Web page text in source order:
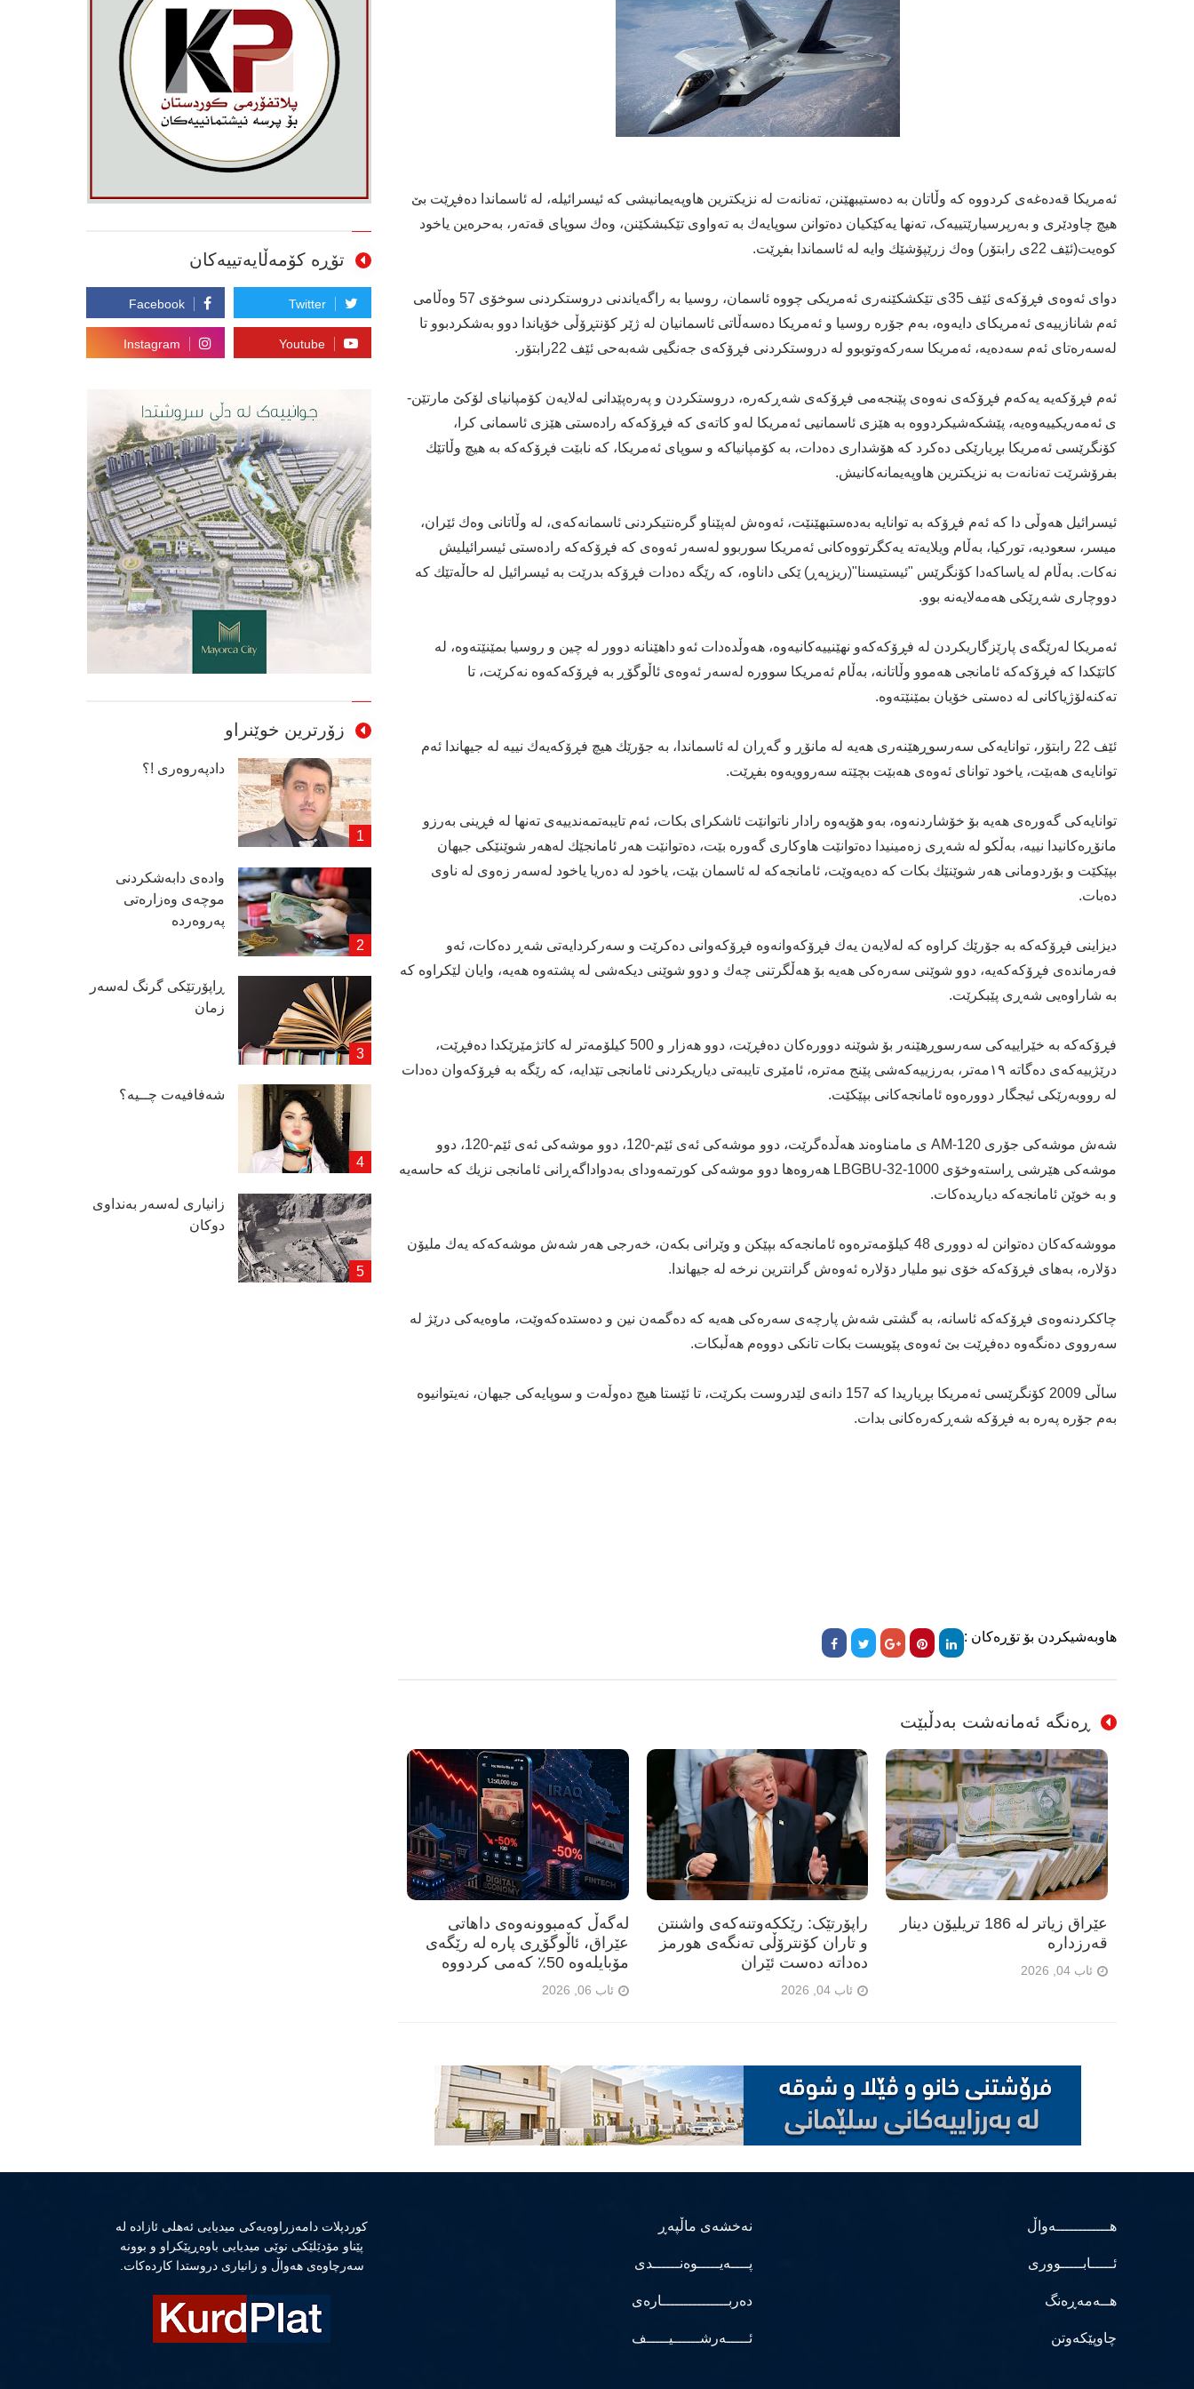
ئه‌مریكا قه‌ده‌غه‌ى كردووه‌ که‌ وڵاتان به‌ ده‌ستیبهێنن، ته‌نانه‌ت له‌ نزیكترین هاوپه‌یمانیشى كه‌ ئیسرائیله‌، له‌ ئاسماندا ده‌فڕێت بێ
هیچ چاودێرى و به‌رپرسیارێتییەک‌، ته‌نها یه‌كێكیان ده‌توانن سوپایه‌ك به‌ ته‌واوى تێكبشكێنن، وه‌ك سوپاى قه‌ته‌ر، به‌حره‌ین یاخود
كوه‌یت(ئێف 22ى رابتۆر) وه‌ك زرێپۆشێك وایە له‌ ئاسماندا بفڕێت.
دواى ئه‌وه‌ى فڕۆكه‌ى ئێف 35ى تێكشكێنه‌رى ئه‌مریكى چووه‌ ئاسمان، روسیا به‌ راگه‌یاندنى دروستكردنى سوخۆى 57 وه‌ڵامى
ئه‌م شانازییه‌ى ئه‌مریكاى دایه‌وه‌، به‌م جۆره‌ روسیا و ئه‌مریكا ده‌سه‌ڵاتى ئاسمانیان له‌ ژێر كۆنتڕۆڵى خۆیاندا دوو به‌شكردبوو تا
له‌سه‌رەتاى ئه‌م سه‌ده‌یه‌، ئه‌مریكا سه‌ركه‌وتوبوو له‌ دروستكردنى فڕۆكه‌ى جه‌نگیى شه‌به‌حى ئێف 22رابتۆر.
ئه‌م فڕۆكه‌یه‌ یه‌كه‌م فڕۆكه‌ى نه‌وه‌ى پێنجه‌مى فڕۆكه‌ى شه‌ڕكه‌ره‌، دروستكردن و په‌ره‌پێدانى له‌لایه‌ن كۆمپانیاى لۆكێ مارتێن-
ى ئه‌مه‌ریكییەوەیە، پێشكه‌شیكردووه‌ به‌ هێزى ئاسمانیى ئه‌مریكا له‌و كاته‌ی‌ كه‌ فڕۆكه‌كه‌ راده‌ستى هێزى ئاسمانى كرا،
كۆنگرێسى ئه‌مریكا بڕیارێكى ده‌كرد كه‌ هۆشدارى ده‌دات، به‌ كۆمپانیاكه‌ و سوپاى ئه‌مریكا، كه‌ نابێت فڕۆكه‌كه‌ به‌ هیچ وڵاتێك
بفرۆشرێت ته‌نانه‌ت به‌ نزیكترین هاوپه‌یمانه‌كانیش.
ئیسرائیل هه‌وڵى دا كه‌ ئه‌م فڕۆكه‌ به‌ توانایه‌ به‌ده‌ستبهێنێت، ئه‌وه‌ش له‌پێناو گره‌نتیكردنى ئاسمانه‌كه‌ى، له‌ وڵاتانى وه‌ك ئێران،
میسر، سعودیه‌، توركیا، به‌ڵام ویلایه‌ته‌ یه‌كگرتووه‌كانى ئه‌مریكا سوربوو له‌سه‌ر ئه‌وه‌ى كه‌ فڕۆكه‌كه‌ راده‌ستى ئیسرائیلیش
نه‌كات. به‌ڵام له‌ یاساكه‌دا كۆنگرێس "ئیستیسنا"(ریزپه‌ڕ) ێکى داناوه‌، كه‌ رێگه‌ ده‌دات فڕۆكه‌ بدرێت به‌ ئیسرائیل له‌ حاڵه‌تێك كه‌
دووچارى شه‌ڕێكى هه‌مه‌لایه‌نه‌ بوو.
ئه‌مریكا له‌رێگه‌ى پارێزگاریكردن له‌ فڕۆكه‌كه‌و نهێنییه‌كانیه‌وه‌‌، هه‌وڵده‌دات ئه‌و داهێنانه‌ دوور له‌ چین و روسیا بمێنێته‌وه‌، له‌
كاتێكدا كه‌ فڕۆكه‌كه‌ ئامانجى هه‌موو وڵاتانه‌، به‌ڵام ئه‌مریكا سووره‌ له‌سه‌ر ئه‌وه‌ى ئاڵوگۆڕ به‌ فڕۆكه‌كه‌وه‌ نه‌كرێت، تا
ته‌كنه‌لۆژیاكانی له‌ ده‌ستى خۆیان بمێنێته‌وه‌.
ئێف 22 رابتۆر، توانایه‌كى سه‌رسوڕهێنه‌رى هه‌یه‌ له‌ مانۆڕ و گه‌ڕان له‌ ئاسماندا، به‌ جۆرێك هیچ فڕۆكه‌یه‌ك نییه‌ له‌ جیهاندا ئه‌م
توانایه‌ى هه‌بێت، یاخود تواناى ئه‌وه‌ى هه‌بێت بچێته‌ سه‌روویه‌وه‌ بفڕێت.
توانایه‌كى گه‌وره‌ى هه‌یه‌ بۆ خۆشاردنه‌وه‌، به‌و هۆیه‌وه‌ رادار ناتوانێت ئاشكراى بكات، ئه‌م تایبه‌تمه‌ندییه‌ى ته‌نها له‌ فڕینى به‌رزو
مانۆڕه‌كانیدا نییه‌، به‌ڵكو له‌ شه‌ڕى زه‌مینیدا ده‌توانێت هاوكارى گه‌وره‌ بێت، ده‌توانێت هه‌ر ئامانجێك له‌هه‌ر شوێنێكى جیهان
بپێكێت و بۆردومانى هه‌ر شوێنێك بكات كه‌ ده‌یه‌وێت، ئامانجه‌كه‌ له‌ ئاسمان بێت، یاخود له‌ ده‌ریا یاخود له‌سه‌ر زه‌وى لە ناوی
دەبات.
دیزاینى فڕۆكه‌كه‌ به‌ جۆرێك كراوه‌ كه‌ له‌لایه‌ن یه‌ك فڕۆكه‌وانه‌وە فڕۆكه‌وانى ده‌كرێت و سه‌ركردایه‌تى شه‌ڕ ده‌كات، ئه‌و
فه‌رمانده‌ى فڕۆكه‌كه‌یه‌، دوو شوێنى سه‌ره‌كى هه‌یه‌ بۆ هه‌ڵگرتنى چه‌ك و دوو شوێنى دیكه‌شى له‌ پشته‌وه‌ هه‌یه‌، وایان لێكراوه‌ كه‌
به‌ شاراوه‌یى شه‌ڕى پێبكرێت.
فڕۆكه‌كه‌ به‌ خێراییه‌كى سه‌رسوڕهێنه‌ر بۆ شوێنه‌ دووره‌كان ده‌فڕێت، دوو هه‌زار و 500 كیلۆمه‌تر له‌ كاتژمێرێكدا ده‌فڕێت،
درێژییه‌كه‌ى ده‌گاته‌ ١٩مه‌تر، به‌رزییه‌كه‌شى پێنج مه‌تره‌، ئامێرى تایبه‌تى دیاریكردنى ئامانجى تێدایه‌، كه‌ رێگه‌ به‌ فڕۆكه‌وان ده‌دات
له‌ رووبه‌رێكى ئیجگار دووره‌وه‌ ئامانجه‌كانى بپێكێت.
شه‌ش موشەکی جۆری AM-120 ی مامناوەند هه‌ڵده‌گرێت، دوو موشەکی ئەی ئێم-120، دوو موشەکی ئەی ئێم-120، دوو
موشەکی هێرشی ڕاستەوخۆی 1000-LBGBU-32 هەروەها دوو موشەکی کورتمەودای بەدواداگەڕانی ئامانجى نزیك كه‌ حاسه‌یه‌
و به‌ خوێن ئامانجه‌كه‌ دیاریده‌كات.
مووشه‌كه‌كان ده‌توانن له‌ دوورى 48 كیلۆمه‌تره‌وه‌ ئامانجه‌كه‌ بپێكن و وێرانى بكه‌ن، خه‌رجى هه‌ر شه‌ش موشه‌كه‌كه‌ یه‌ك ملیۆن
دۆلاره‌، به‌هاى فڕۆكه‌كه‌ خۆى نیو ملیار دۆلاره‌ ئه‌وه‌ش گرانترین نرخه‌ له‌ جیهاندا.
چاككردنه‌وه‌ى فڕۆكه‌كه‌ ئاسانه‌، به‌ گشتى شه‌ش پارچه‌ى سه‌ره‌كى هه‌یه‌ كه‌ ده‌گمه‌ن نین و ده‌ستده‌كه‌وێت، ماوه‌یه‌كى درێژ له‌
سه‌رووى ده‌نگه‌وه‌ ده‌فڕێت بێ ئه‌وه‌ى پێویست بكات تانكى دووه‌م هه‌ڵبكات.
ساڵى 2009 كۆنگرێسى ئه‌مریكا بڕیاریدا كه‌ 157 دانه‌ى لێدروست بكرێت، تا ئێستا هیچ ده‌وڵه‌ت و سوپایه‌كى جیهان، نه‌یتوانیوه‌
به‌م جۆره‌ پەرە به‌ فڕۆكه‌ شه‌ڕكه‌ره‌كانى بدات.
هاوبەشیکردن بۆ تۆڕەکان :
ڕەنگە ئەمانەشت بەدڵبێت
لەگەڵ کەمبوونەوەی داهاتی
عێراق، ئاڵوگۆڕی پارە لە رێگەی
مۆبایلەوە 50٪ کەمی کردووە
ئاب 06, 2026
راپۆرتێک: رێککەوتنەکەی واشنتن
و تاران کۆنترۆڵی تەنگەی هورمز
دەداتە دەست ئێران
ئاب 04, 2026
عێراق زیاتر لە 186 تریلیۆن دینار
قەرزدارە
ئاب 04, 2026
تۆڕە کۆمەڵایەتییەکان
زۆرترین خوێنراو
دادپەروەری !؟
وادەی دابەشكردنی
موچەی وەزارەتی
پەروەردە
ڕاپۆرتێكی گرنگ لەسەر
زمان
شەفافیەت چــیە؟
زانیاری لەسەر بەنداوی
دوكان
هــــــــــــەواڵ
ئـــــابـــــووری
هــەمەڕەنگ
چاوپێکەوتن
نەخشەی ماڵپەڕ
پــــەیـــــوەنــــــدی
دەربـــــــــــــــارەی
ئـــــەرشــــــیـــــف
كوردپلات دامەزراوەیەكی میدیایی ئەهلی ئازادە لە
پێناو مۆدێلێكی نوێی میدیایی باوەڕپێكراو و بوونە
سەرچاوەی هەواڵ و زانیاری دروستدا كاردەكات.